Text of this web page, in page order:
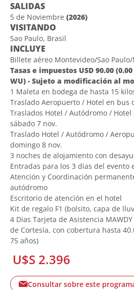
SALIDAS
5 de Noviembre (2026)
VISITANDO
Sao Paulo, Brasil
INCLUYE
Billete aéreo Montevideo/Sao
Tasas e impuestos USD 90.00 (0.00
WU) - Sujeto a modificación al
1 Maleta en bodega de hasta 15
Traslado Aeropuerto / Hotel en bus
Traslados Hotel / Autódromo /
sábado 7 nov.
Traslado Hotel / Autódromo /
domingo 8 nov.
3 noches de alojamiento con
Entradas para los 3 dias del evento
Atención y Coordinación
autódromo
Escritorio de atencìón en el hotel
Kit de regalo F1 (bolsito, capa de
4 Dias Tarjeta de Asistencia
de Cortesía, con cobertura hasta
75 años)
U$S 2.396
Consultar sobre este